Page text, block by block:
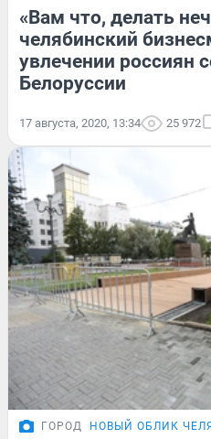
«Вам что, делать
челябинский
увлечении россиян
Белоруссии
17 августа, 2020, 13:34 25 972
ГОРОД НОВЫЙ ОБЛИК